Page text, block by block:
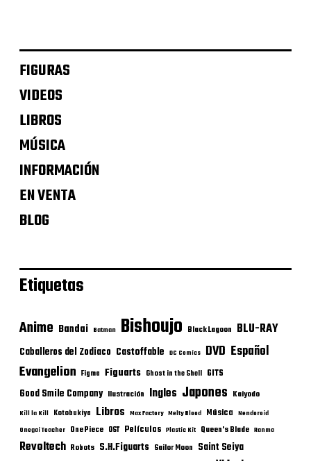
FIGURAS
VIDEOS
LIBROS
MÚSICA
INFORMACIÓN
EN VENTA
BLOG
Etiquetas
Anime Bandai Batman Bishoujo Black Lagoon BLU-RAY
Caballeros del Zodiaco Castoffable DC Comics DVD Español
Evangelion Figma Figuarts Ghost in the Shell GITS
Good Smile Company Ilustración Ingles Japones Kaiyodo
Kill la Kill Kotobukiya Libros Max Factory Melty Blood Música Nendoroid
Onegai Teacher One Piece OST Películas Plastic Kit Queen's Blade Ranma
Revoltech Robots S.H.Figuarts Sailor Moon Saint Seiya